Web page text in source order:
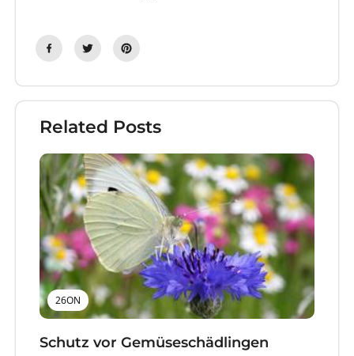
Related Posts
26ON
Schutz vor Gemüseschädlingen